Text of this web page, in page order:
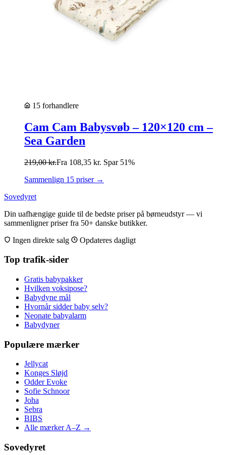
15 forhandlere
Cam Cam Babysvøb – 120×120 cm –
Sea Garden
219,00kr.Fra 108,35 kr. Spar 51%
Sammenlign 15 priser →
Sovedyret
Din uafhængige guide til de bedste priser på børneudstyr — vi
sammenligner priser fra 50+ danske butikker.
Ingen direkte salg
Opdateres dagligt
Top trafik-sider
Gratis babypakker
Hvilken voksipose?
Babydyne mål
Hvornår sidder baby selv?
Neonate babyalarm
Babydyner
Populære mærker
Jellycat
Konges Sløjd
Odder Evoke
Sofie Schnoor
Joha
Sebra
BIBS
Alle mærker A–Z →
Sovedyret